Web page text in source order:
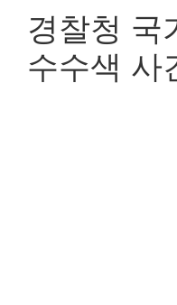
경찰청 국
수수색 사